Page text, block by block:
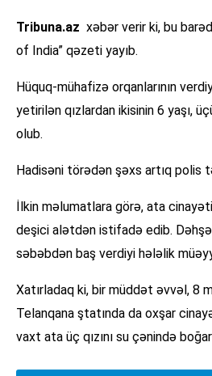
Tribuna.az xəbər verir ki, bu
of India” qəzeti yayıb.
Hüquq-mühafizə orqanlarının
yetirilən qızlardan ikisinin 6 yaşı,
olub.
Hadisəni törədən şəxs artıq polis
İlkin məlumatlara görə, ata
deşici alətdən istifadə edib.
səbəbdən baş verdiyi hələlik
Xatırladaq ki, bir müddət əvvəl, 8
Telanqana ştatında da oxşar
vaxt ata üç qızını su çənində